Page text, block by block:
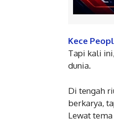
Kece
Tapi kali
dunia.
Di tengah
berkarya,
Lewat